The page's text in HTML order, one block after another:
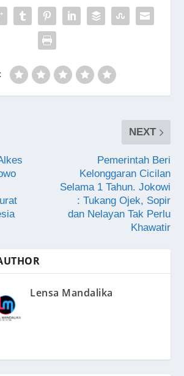
NEXT
Pemerintah Beri
Kelonggaran Cicilan
Selama 1 Tahun. Jokowi
: Tukang Ojek, Sopir
dan Nelayan Tak Perlu
Khawatir
Lensa Mandalika